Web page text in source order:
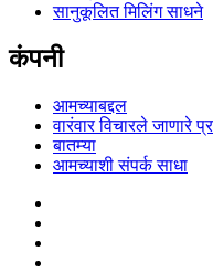
सानुकूलित मिलिंग साधने
कंपनी
आमच्याबद्दल
वारंवार विचारले जाणारे
बातम्या
आमच्याशी संपर्क साधा